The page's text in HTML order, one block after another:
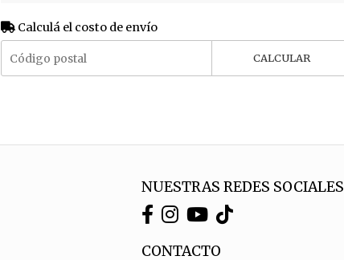
Calculá el costo de envío
CALCULAR
NUESTRAS REDES SOCIALES
CONTACTO